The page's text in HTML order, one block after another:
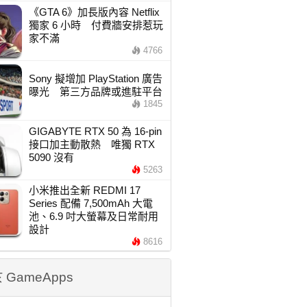
《GTA 6》加長版內容 Netflix
獨家 6 小時 付費牆安排惹玩
家不滿
4766
Sony 擬增加 PlayStation 廣告
曝光 第三方品牌或進駐平台
1845
GIGABYTE RTX 50 為 16-pin
接口加主動散熱 唯獨 RTX
5090 沒有
5263
小米推出全新 REDMI 17
Series 配備 7,500mAh 大電
池、6.9 吋大螢幕及日常耐用
設計
8616
GameApps